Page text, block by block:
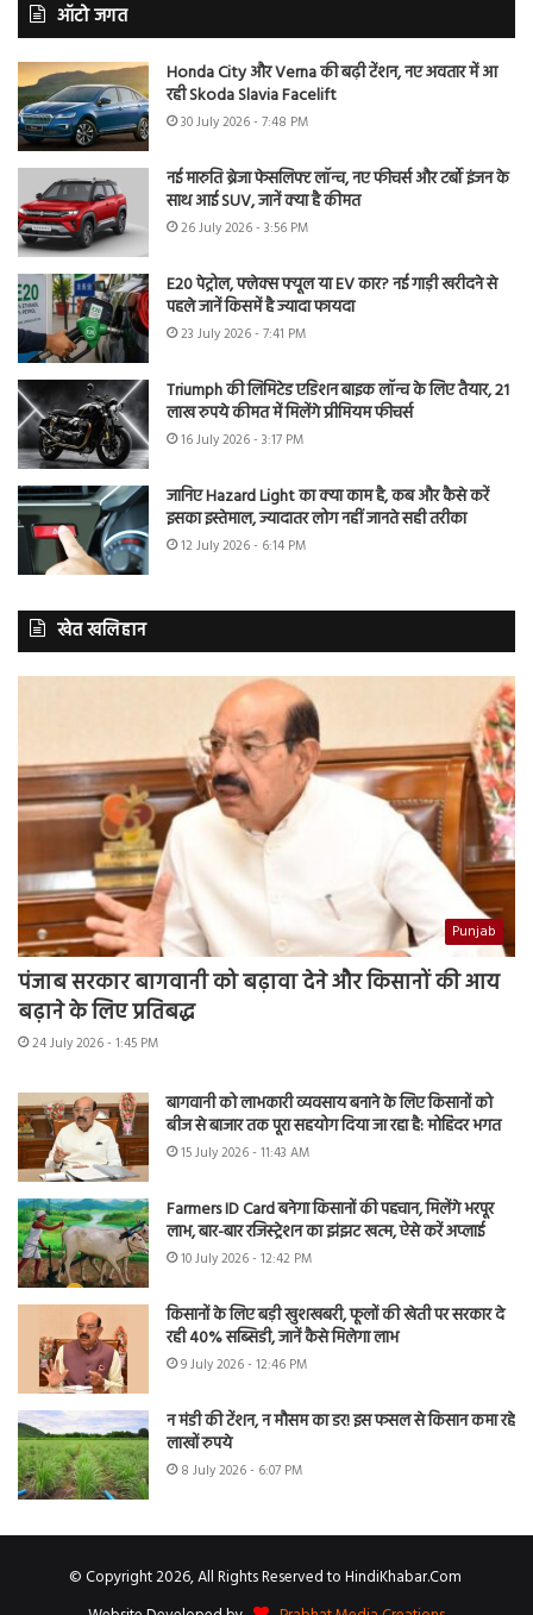
ऑटो जगत
Honda City और Verna की बढ़ी टेंशन, नए अवतार में आ
रही Skoda Slavia Facelift
30 July 2026 - 7:48 PM
नई मारुति ब्रेजा फेसलिफ्ट लॉन्च, नए फीचर्स और टर्बो इंजन के
साथ आई SUV, जानें क्या है कीमत
26 July 2026 - 3:56 PM
E20 पेट्रोल, फ्लेक्स फ्यूल या EV कार? नई गाड़ी खरीदने से
पहले जानें किसमें है ज्यादा फायदा
23 July 2026 - 7:41 PM
Triumph की लिमिटेड एडिशन बाइक लॉन्च के लिए तैयार, 21
लाख रुपये कीमत में मिलेंगे प्रीमियम फीचर्स
16 July 2026 - 3:17 PM
जानिए Hazard Light का क्या काम है, कब और कैसे करें
इसका इस्तेमाल, ज्यादातर लोग नहीं जानते सही तरीका
12 July 2026 - 6:14 PM
खेत खलिहान
Punjab
पंजाब सरकार बागवानी को बढ़ावा देने और किसानों की आय
बढ़ाने के लिए प्रतिबद्ध
24 July 2026 - 1:45 PM
बागवानी को लाभकारी व्यवसाय बनाने के लिए किसानों को
बीज से बाजार तक पूरा सहयोग दिया जा रहा है: मोहिंदर भगत
15 July 2026 - 11:43 AM
Farmers ID Card बनेगा किसानों की पहचान, मिलेंगे भरपूर
लाभ, बार-बार रजिस्ट्रेशन का झंझट खत्म, ऐसे करें अप्लाई
10 July 2026 - 12:42 PM
किसानों के लिए बड़ी खुशखबरी, फूलों की खेती पर सरकार दे
रही 40% सब्सिडी, जानें कैसे मिलेगा लाभ
9 July 2026 - 12:46 PM
न मंडी की टेंशन, न मौसम का डर! इस फसल से किसान कमा रहे
लाखों रुपये
8 July 2026 - 6:07 PM
© Copyright 2026, All Rights Reserved to HindiKhabar.Com